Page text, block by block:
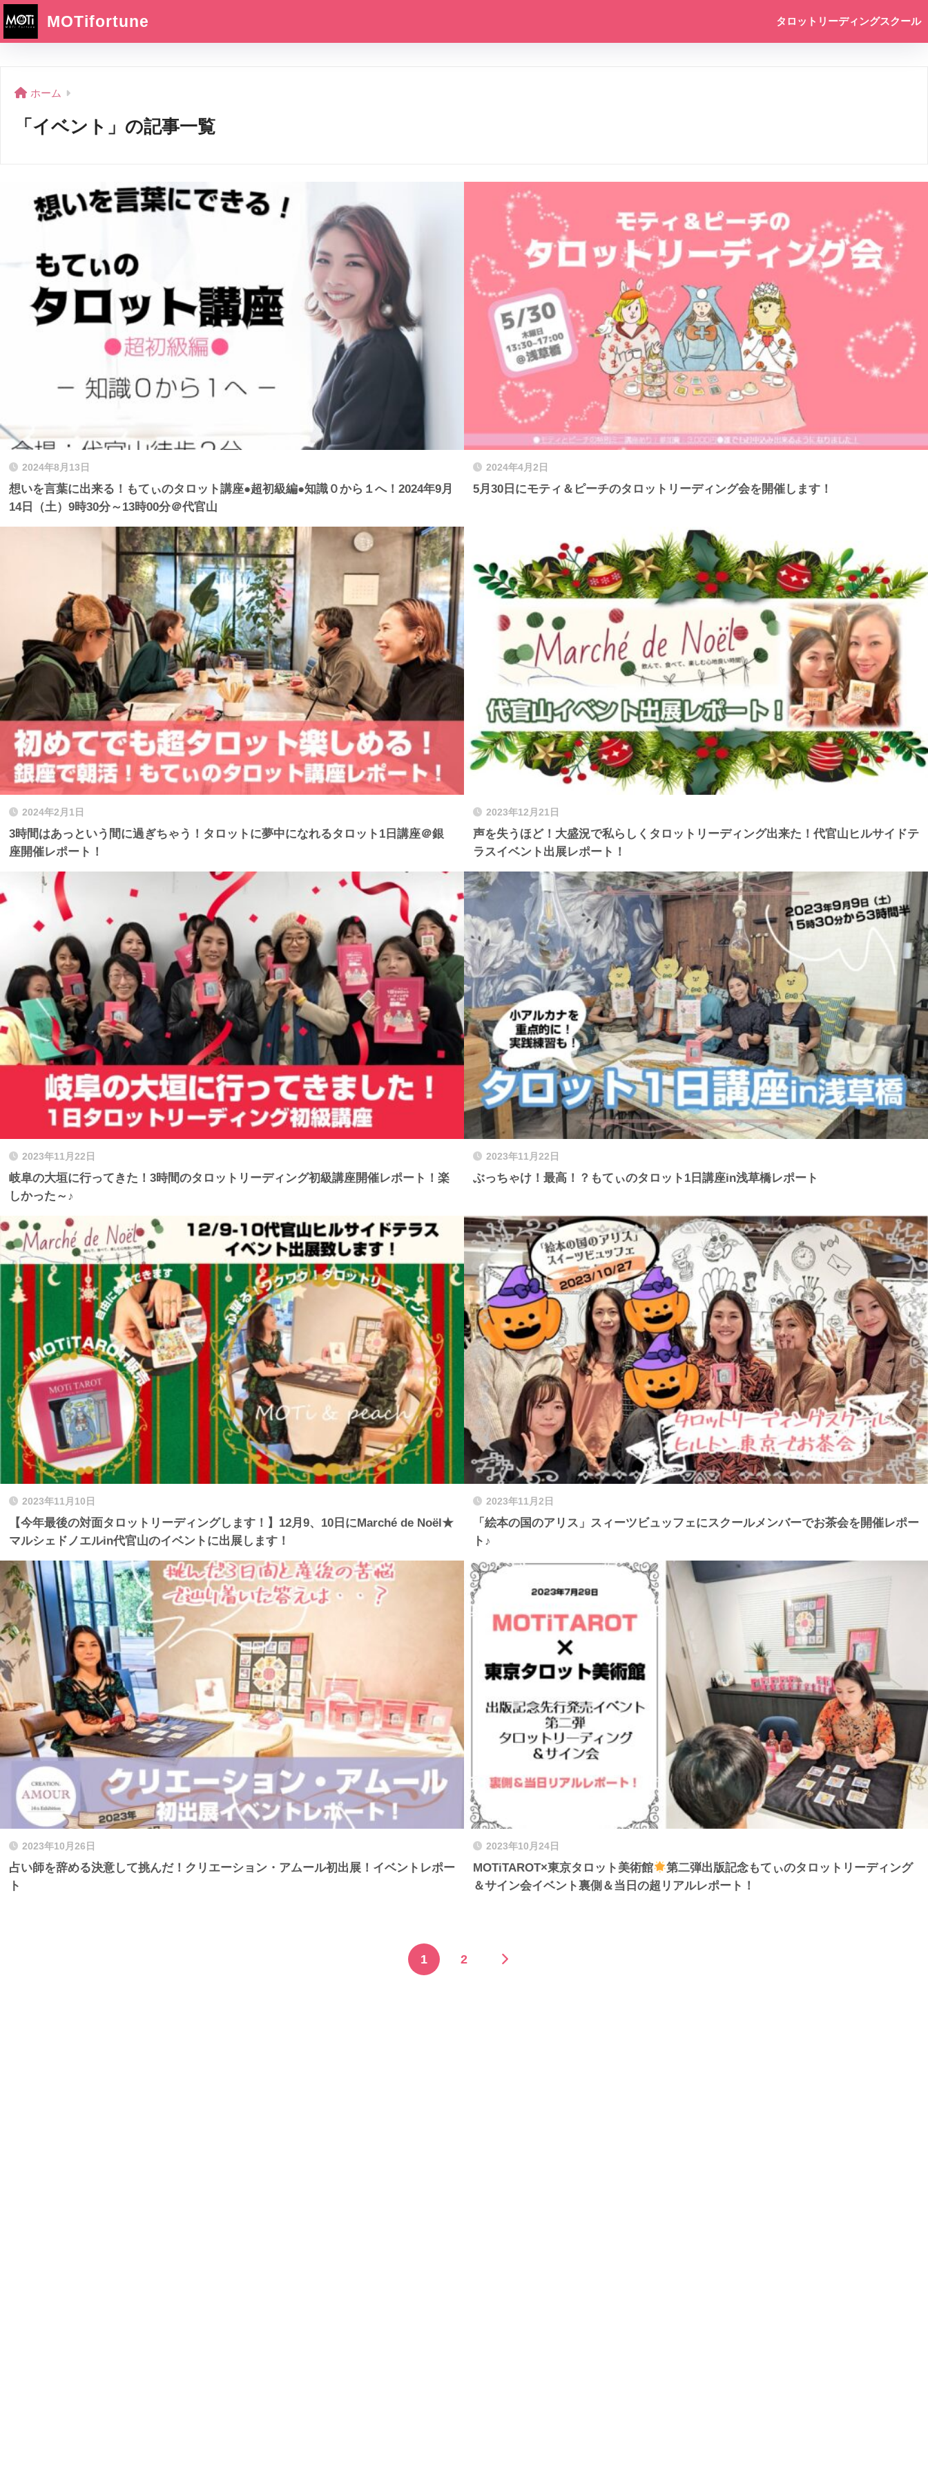
MOTifortune タロットリーディングスクール
ホーム
「イベント」の記事一覧
2024年8月13日
想いを言葉に出来る！もてぃのタロット講座●超初級編●知識０から１へ！2024年9月
14日（土）9時30分～13時00分＠代官山
2024年4月2日
5月30日にモティ＆ピーチのタロットリーディング会を開催します！
2024年2月1日
3時間はあっという間に過ぎちゃう！タロットに夢中になれるタロット1日講座＠銀
座開催レポート！
2023年12月21日
声を失うほど！大盛況で私らしくタロットリーディング出来た！代官山ヒルサイドテ
ラスイベント出展レポート！
2023年11月22日
岐阜の大垣に行ってきた！3時間のタロットリーディング初級講座開催レポート！楽
しかった～♪
2023年11月22日
ぶっちゃけ！最高！？もてぃのタロット1日講座in浅草橋レポート
2023年11月10日
【今年最後の対面タロットリーディングします！】12月9、10日にMarché de Noël★
マルシェドノエルin代官山のイベントに出展します！
2023年11月2日
「絵本の国のアリス」スィーツビュッフェにスクールメンバーでお茶会を開催レポー
ト♪
2023年10月26日
占い師を辞める決意して挑んだ！クリエーション・アムール初出展！イベントレポー
ト
2023年10月24日
MOTiTAROT×東京タロット美術館
第二弾出版記念もてぃのタロットリーディング
＆サイン会イベント裏側＆当日の超リアルレポート！
1 2